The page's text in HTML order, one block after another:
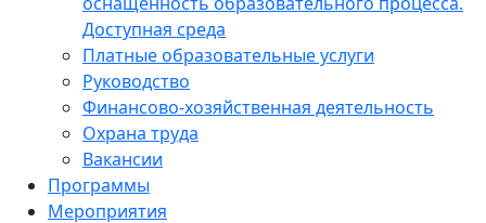
Доступная среда
Платные образовательные услуги
Руководство
Финансово-хозяйственная деятельность
Охрана труда
Вакансии
Программы
Мероприятия